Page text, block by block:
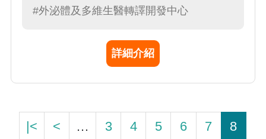
#外泌體及多維生醫轉譯開發中心
詳細介紹
|< < … 3 4 5 6 7
8